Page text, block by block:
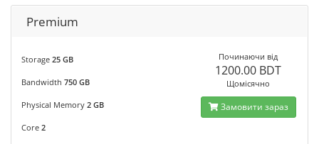
Premium
Storage 25 GB
Bandwidth 750 GB
Physical Memory 2 GB
Core 2
Починаючи від
1200.00 BDT
Щомісячно
Замовити зараз